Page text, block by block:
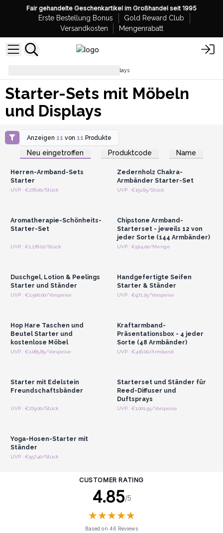
Fair gehandelte Geschenkartikel im Großhandel seit 1995
Erste Bestellung Bonus
Gold Reward Club
Versandkosten
Mengenrabatt
Starter-Sets mit Möbeln und Displays
Starter-Sets mit Möbeln
und Displays
Anzeigen 11 von 11 Produkte
Neu eingetroffen Produktcode Name
Anmelden oder
Registrieren für
Großhandelspreise
Herren-Armband-Sets
Starter
UVP : €276.00/Stück
Registrieren für
Großhandelspreise
Zedernholz Chakra-
Armbänder Starter-Set
UVP : €151.65/Stück
Anmelden oder
Aromatherapie-Schönheits-
Starter-Set
UVP : €1,178.02/Stück
Anmelden oder
Chipstone Armband-
Starterset - jeweils 12 von
jeder Sorte (144 Armbänder)
UVP : €504.00/Menge
Anmelden oder
Duschgel, Lotion & Peelings
Starter und Ständer
UVP : €2,500.00/Vorspeise
Anmelden oder
Handgefertigte Seifen
Starter & Ständer
UVP : €971.25/Vorspeise
Anmelden oder
Hop Hare Taschen und
Beutel Starter und
kostenlose Möbel
UVP : €1,085.85/Vorspeise
Anmelden oder
Kraftarmband-
Präsentationsbox - 4 jeder
Sorte (48 Armbänder)
UVP : €416.00/Armband
Anmelden oder
Starter mit Edelstein
Freundschaftsbänder
UVP : €279.00/Stück
Anmelden oder
Starterset und Ständer für
Reed-Diffuser und
Duftsprays
UVP : €1,001.55/Vorspeise
Anmelden oder
Yoga-Hosen-Starter mit
Ständer
UVP : €557.40/Stück
CUSTOMER RATING
4.85/5
★★★★★
★★★★★
Based on 46 Reviews